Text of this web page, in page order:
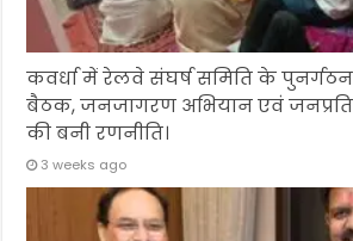
कवर्धा में रेलवे संघर्ष समिति के
बैठक, जनजागरण अभियान एवं
की बनी रणनीति।
3 weeks ago